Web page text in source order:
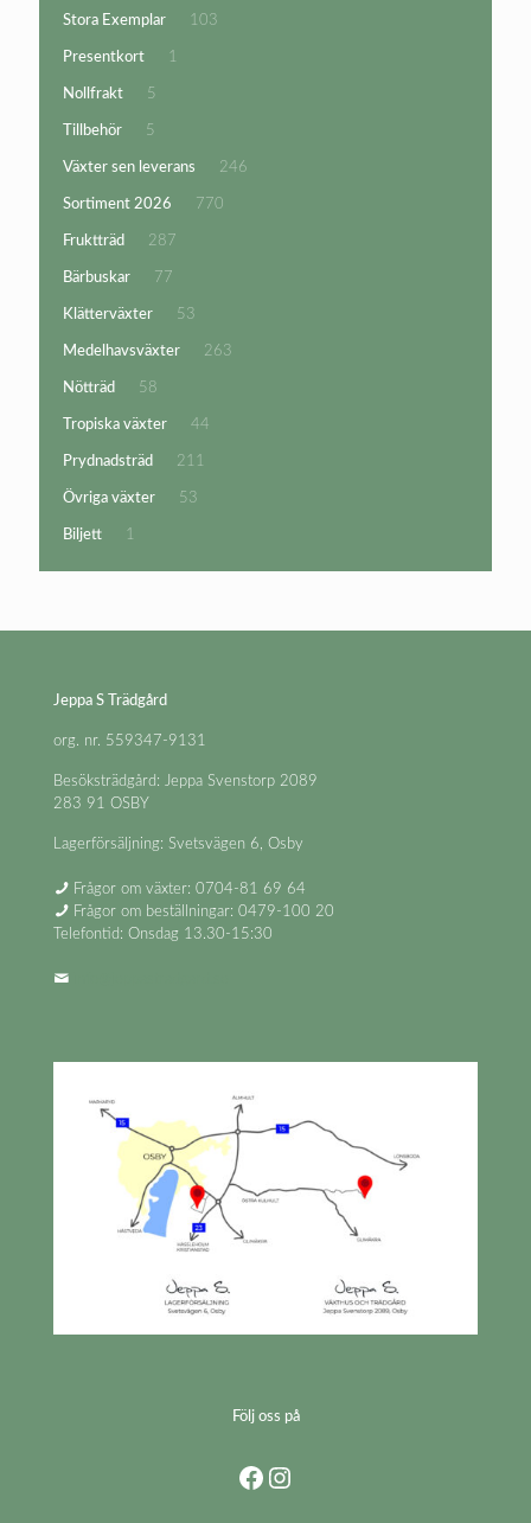
Stora Exemplar 103
Presentkort
1
Nollfrakt
5
Tillbehör
5
Växter sen leverans
246
Sortiment 2026
770
Fruktträd
287
Bärbuskar
77
Klätterväxter
53
Medelhavsväxter
263
Nötträd
58
Tropiska växter
44
Prydnadsträd
211
Övriga växter
53
Biljett
1
Jeppa S Trädgård
org. nr. 559347-9131
Besöksträdgård: Jeppa Svenstorp 2089
283 91 OSBY
Lagerförsäljning: Svetsvägen 6, Osby
Frågor om växter: 0704-81 69 64
Frågor om beställningar: 0479-100 20
Telefontid: Onsdag 13.30-15:30
Följ oss på
Facebook
Instagram